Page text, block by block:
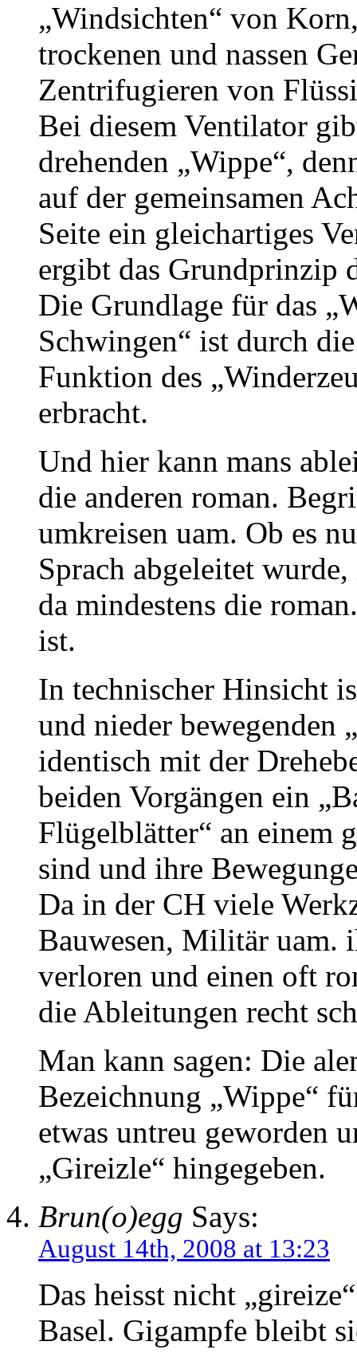
„Windsichten“ von
trockenen und nassen
Zentrifugieren von
Bei diesem Ventilator
drehenden „Wippe“,
auf der gemeinsamen
Seite ein gleichartiges
ergibt das Grundprinzip
Die Grundlage für das
Schwingen“ ist durch
Funktion des
erbracht.
Und hier kann mans
die anderen roman.
umkreisen uam. Ob es
Sprach abgeleitet
da mindestens die
ist.
In technischer Hinsicht
und nieder bewegenden
identisch mit der
beiden Vorgängen ein
Flügelblätter“ an einem
sind und ihre
Da in der CH viele
Bauwesen, Militär uam.
verloren und einen oft
die Ableitungen recht
Man kann sagen: Die
Bezeichnung „Wippe“
etwas untreu geworden
„Gireizle“ hingegeben.
Brun(o)egg Says:
August 14th, 2008 at 13:23
Das heisst nicht
Basel. Gigampfe bleibt